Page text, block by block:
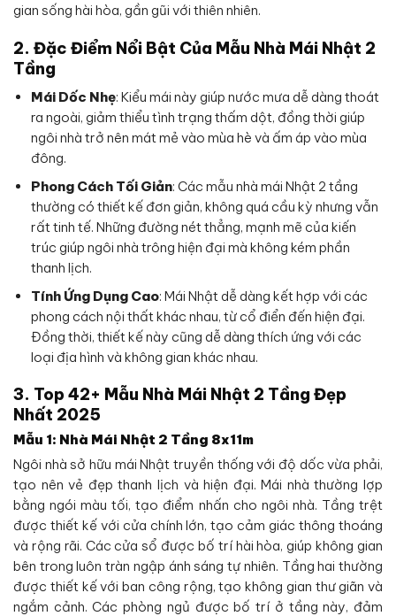
gian sống hài hòa, gần gũi với thiên nhiên.
2. Đặc Điểm Nổi Bật Của Mẫu Nhà Mái Nhật 2
Tầng
Mái Dốc Nhẹ: Kiểu mái này giúp nước mưa dễ dàng thoát
ra ngoài, giảm thiểu tình trạng thấm dột, đồng thời giúp
ngôi nhà trở nên mát mẻ vào mùa hè và ấm áp vào mùa
đông.
Phong Cách Tối Giản: Các mẫu nhà mái Nhật 2 tầng
thường có thiết kế đơn giản, không quá cầu kỳ nhưng vẫn
rất tinh tế. Những đường nét thẳng, mạnh mẽ của kiến
trúc giúp ngôi nhà trông hiện đại mà không kém phần
thanh lịch.
Tính Ứng Dụng Cao: Mái Nhật dễ dàng kết hợp với các
phong cách nội thất khác nhau, từ cổ điển đến hiện đại.
Đồng thời, thiết kế này cũng dễ dàng thích ứng với các
loại địa hình và không gian khác nhau.
3. Top 42+ Mẫu Nhà Mái Nhật 2 Tầng Đẹp
Nhất 2025
Mẫu 1: Nhà Mái Nhật 2 Tầng 8x11m
Ngôi nhà sở hữu mái Nhật truyền thống với độ dốc vừa phải,
tạo nên vẻ đẹp thanh lịch và hiện đại. Mái nhà thường lợp
bằng ngói màu tối, tạo điểm nhấn cho ngôi nhà. Tầng trệt
được thiết kế với cửa chính lớn, tạo cảm giác thông thoáng
và rộng rãi. Các cửa sổ được bố trí hài hòa, giúp không gian
bên trong luôn tràn ngập ánh sáng tự nhiên. Tầng hai thường
được thiết kế với ban công rộng, tạo không gian thư giãn và
ngắm cảnh. Các phòng ngủ được bố trí ở tầng này, đảm